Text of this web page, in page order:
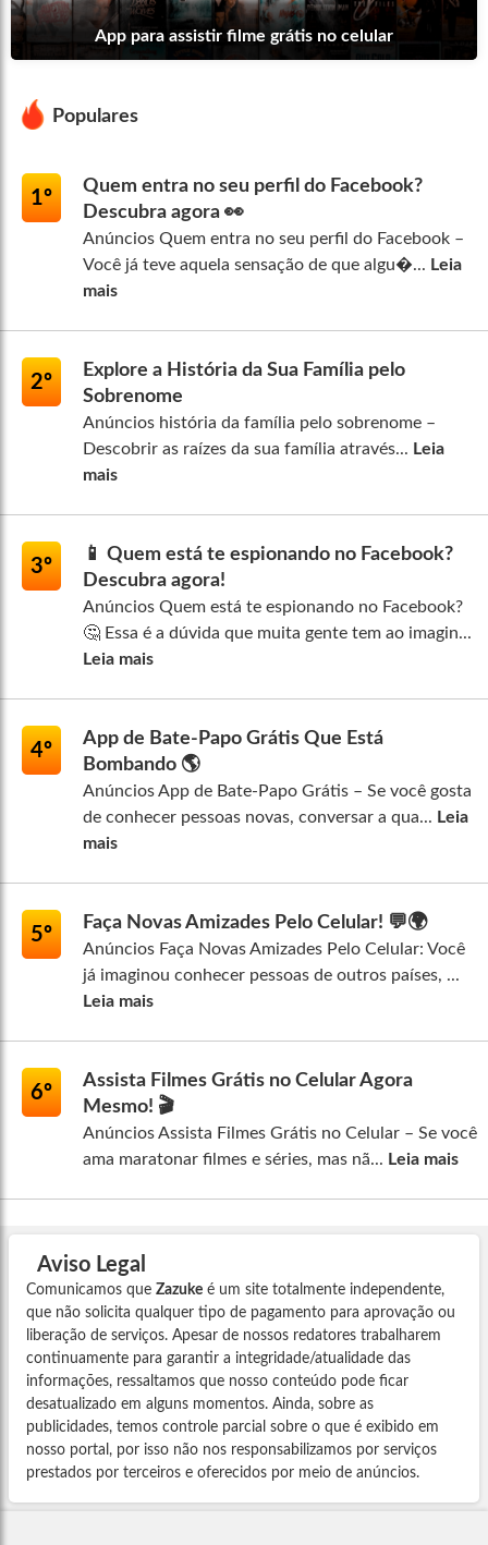
App para assistir filme grátis no celular
Populares
1º
Quem entra no seu perfil do Facebook?
Descubra agora 👀
Anúncios Quem entra no seu perfil do Facebook –
Você já teve aquela sensação de que algu�... Leia
mais
2º
Explore a História da Sua Família pelo
Sobrenome
Anúncios história da família pelo sobrenome –
Descobrir as raízes da sua família através... Leia
mais
3º
📱 Quem está te espionando no Facebook?
Descubra agora!
Anúncios Quem está te espionando no Facebook?
🤔 Essa é a dúvida que muita gente tem ao imagin...
Leia mais
4º
App de Bate-Papo Grátis Que Está
Bombando 🌎
Anúncios App de Bate-Papo Grátis – Se você gosta
de conhecer pessoas novas, conversar a qua... Leia
mais
5º
Faça Novas Amizades Pelo Celular! 💬🌍
Anúncios Faça Novas Amizades Pelo Celular: Você
já imaginou conhecer pessoas de outros países, ...
Leia mais
6º
Assista Filmes Grátis no Celular Agora
Mesmo! 🎬
Anúncios Assista Filmes Grátis no Celular – Se você
ama maratonar filmes e séries, mas nã... Leia mais
Aviso Legal
Comunicamos que Zazuke é um site totalmente independente,
que não solicita qualquer tipo de pagamento para aprovação ou
liberação de serviços. Apesar de nossos redatores trabalharem
continuamente para garantir a integridade/atualidade das
informações, ressaltamos que nosso conteúdo pode ficar
desatualizado em alguns momentos. Ainda, sobre as
publicidades, temos controle parcial sobre o que é exibido em
nosso portal, por isso não nos responsabilizamos por serviços
prestados por terceiros e oferecidos por meio de anúncios.